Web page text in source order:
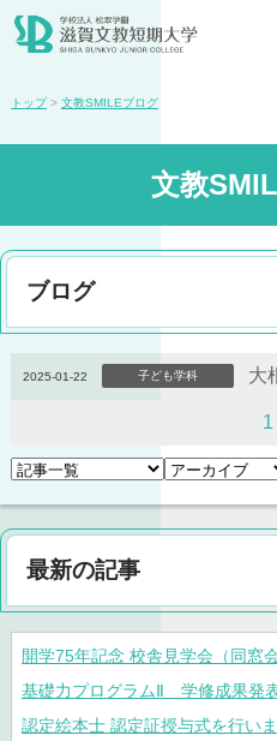
トップ > 文教SMILEブログ
文教
ブログ
2025-01-22 子ども学科 大
1
最新の記事
開学75年記念 校舎見学会（同窓会
基礎力プログラムⅡ 学修成果発
認定絵本士 認定証授与式を行い